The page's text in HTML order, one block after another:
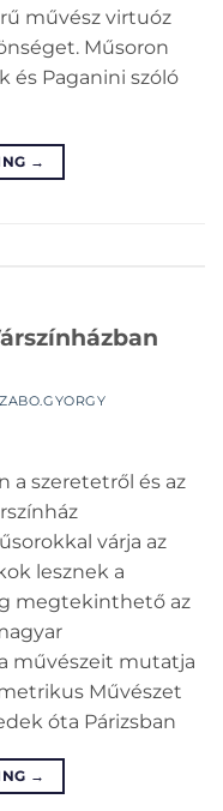
művész virtuóz
Műsoron
és Paganini szóló
→
a szeretetről és az
várja az
lesznek a
megtekinthető az
művészeit mutatja
Művészet
óta Párizsban
→